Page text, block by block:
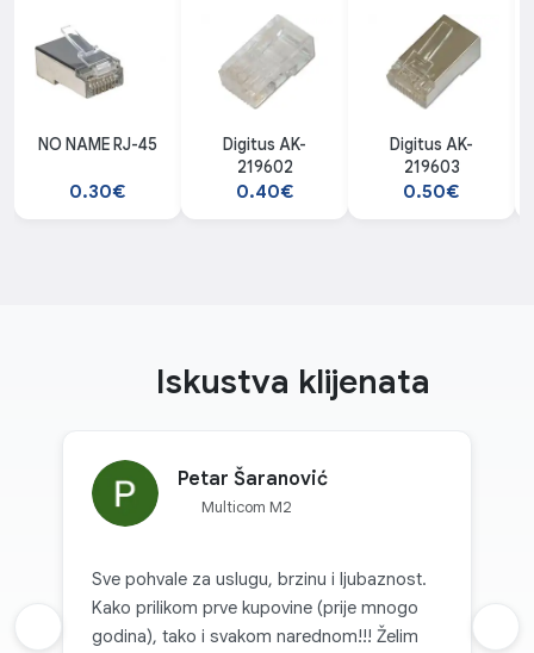
NO NAME RJ-45
0.30€
Digitus AK-
219602
0.40€
Digitus AK-
219603
0.50€
Iskustva klijenata
Petar Šaranović
Multicom M2
Sve pohvale za uslugu, brzinu i ljubaznost.
Kako prilikom prve kupovine (prije mnogo
godina), tako i svakom narednom!!! Želim
Prethodna recenzija